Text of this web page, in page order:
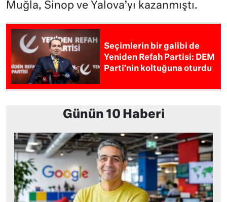
Muğla, Sinop ve Yalova’yı kazanmıştı.
Seçimlerin bir galibi de
Yeniden Refah Partisi: DEM
Parti’nin koltuğuna oturdu
Günün 10 Haberi